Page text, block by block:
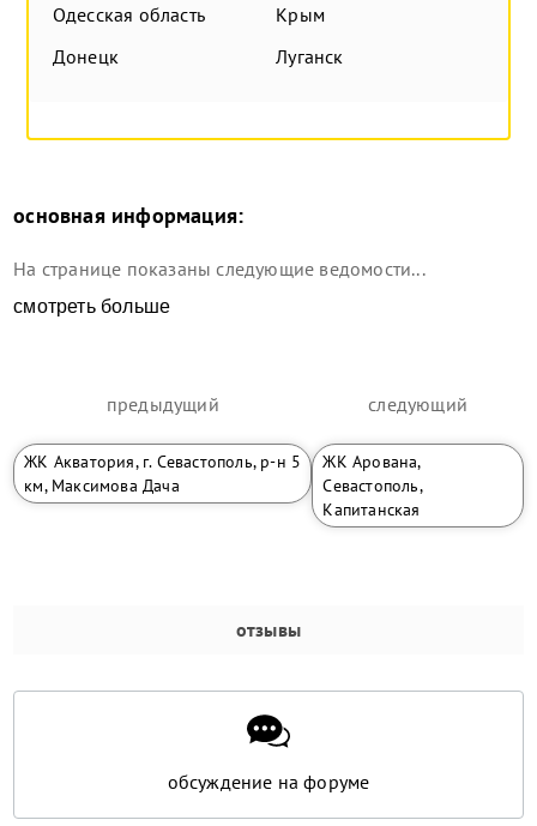
Одесская область
Крым
Донецк
Луганск
основная информация:
На странице показаны следующие ведомости...
смотреть больше
предыдущий
ЖК Акватория, г. Севастополь, р-н 5
км, Максимова Дача
следующий
ЖК Арована,
Севастополь,
Капитанская
отзывы
обсуждение на форуме